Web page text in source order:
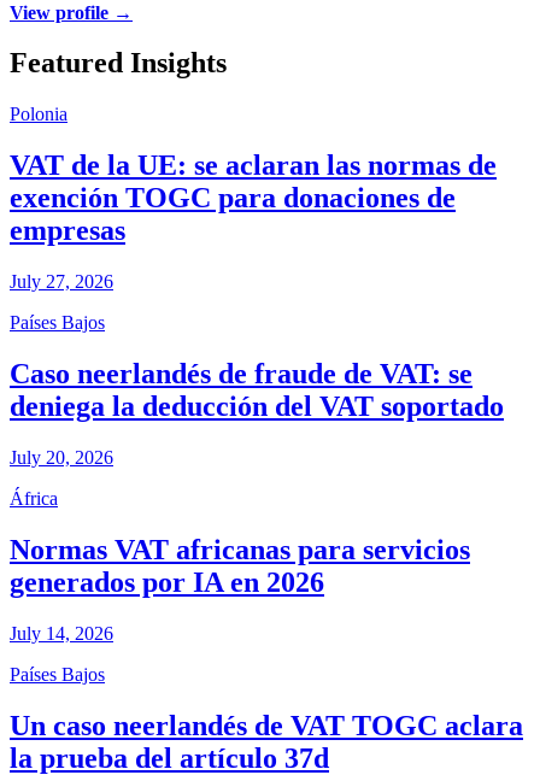
View profile →
Featured Insights
Polonia
VAT de la UE: se aclaran las normas de
exención TOGC para donaciones de
empresas
July 27, 2026
Países Bajos
Caso neerlandés de fraude de VAT: se
deniega la deducción del VAT soportado
July 20, 2026
África
Normas VAT africanas para servicios
generados por IA en 2026
July 14, 2026
Países Bajos
Un caso neerlandés de VAT TOGC aclara
la prueba del artículo 37d